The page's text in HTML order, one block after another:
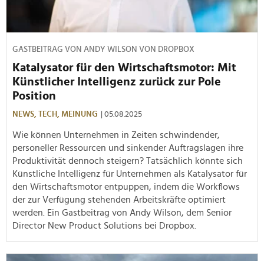
GASTBEITRAG VON ANDY WILSON VON DROPBOX
Katalysator für den Wirtschaftsmotor: Mit
Künstlicher Intelligenz zurück zur Pole
Position
NEWS, TECH, MEINUNG | 05.08.2025
Wie können Unternehmen in Zeiten schwindender,
personeller Ressourcen und sinkender Auftragslagen ihre
Produktivität dennoch steigern? Tatsächlich könnte sich
Künstliche Intelligenz für Unternehmen als Katalysator für
den Wirtschaftsmotor entpuppen, indem die Workflows
der zur Verfügung stehenden Arbeitskräfte optimiert
werden. Ein Gastbeitrag von Andy Wilson, dem Senior
Director New Product Solutions bei Dropbox.